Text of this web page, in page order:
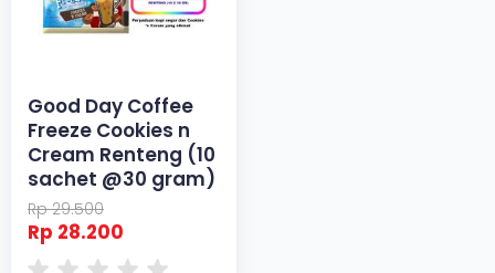
Good Day Coffee
Freeze Cookies n
Cream Renteng (10
sachet @30 gram)
Rp 29.500
Rp 28.200